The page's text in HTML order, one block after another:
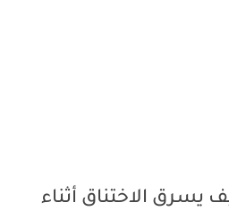
يسرق الاختناق أثناء